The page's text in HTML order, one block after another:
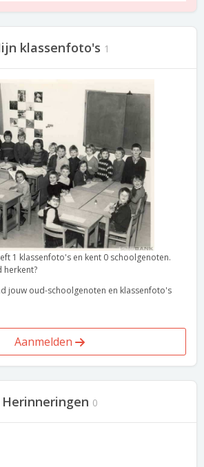
klassenfoto's 1
1 klassenfoto's en kent 0 schoolgenoten.
herkent?
jouw oud-schoolgenoten en klassenfoto's
Aanmelden
Herinneringen 0